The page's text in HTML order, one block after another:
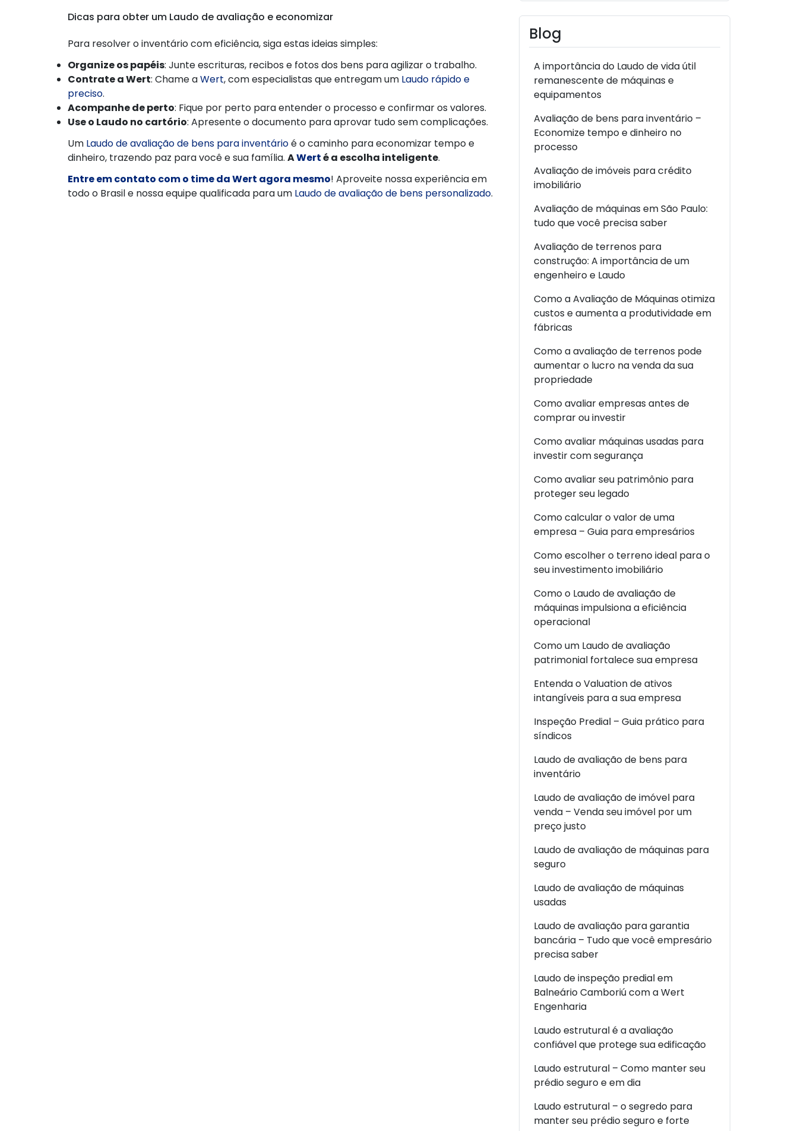
Dicas para obter um Laudo de avaliação e economizar
Para resolver o inventário com eficiência, siga estas ideias simples:
Organize os papéis: Junte escrituras, recibos e fotos dos bens para agilizar o trabalho.
Contrate a Wert: Chame aWert, com especialistas que entregam um Laudo rápido e
preciso.
Acompanhe de perto: Fique por perto para entender o processo e confirmar os valores.
Use o Laudo no cartório: Apresente o documento para aprovar tudo sem complicações.
Um Laudo de avaliação de bens para inventárioé o caminho para economizar tempo e
dinheiro, trazendo paz para você e sua família. AWerté a escolha inteligente.
Entre em contato com o time da Wert agora mesmo! Aproveite nossa experiência em
todo o Brasil e nossa equipe qualificada para um Laudo de avaliação de bens personalizado.
Blog
A importância do Laudo de vida útil
remanescente de máquinas e
equipamentos
Avaliação de bens para inventário –
Economize tempo e dinheiro no
processo
Avaliação de imóveis para crédito
imobiliário
Avaliação de máquinas em São Paulo:
tudo que você precisa saber
Avaliação de terrenos para
construção: A importância de um
engenheiro e Laudo
Como a Avaliação de Máquinas otimiza
custos e aumenta a produtividade em
fábricas
Como a avaliação de terrenos pode
aumentar o lucro na venda da sua
propriedade
Como avaliar empresas antes de
comprar ou investir
Como avaliar máquinas usadas para
investir com segurança
Como avaliar seu patrimônio para
proteger seu legado
Como calcular o valor de uma
empresa – Guia para empresários
Como escolher o terreno ideal para o
seu investimento imobiliário
Como o Laudo de avaliação de
máquinas impulsiona a eficiência
operacional
Como um Laudo de avaliação
patrimonial fortalece sua empresa
Entenda o Valuation de ativos
intangíveis para a sua empresa
Inspeção Predial – Guia prático para
síndicos
Laudo de avaliação de bens para
inventário
Laudo de avaliação de imóvel para
venda – Venda seu imóvel por um
preço justo
Laudo de avaliação de máquinas para
seguro
Laudo de avaliação de máquinas
usadas
Laudo de avaliação para garantia
bancária – Tudo que você empresário
precisa saber
Laudo de inspeção predial em
Balneário Camboriú com a Wert
Engenharia
Laudo estrutural é a avaliação
confiável que protege sua edificação
Laudo estrutural – Como manter seu
prédio seguro e em dia
Laudo estrutural – o segredo para
manter seu prédio seguro e forte